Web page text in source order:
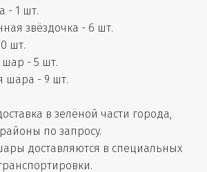
- 1 шт.
звёздочка - 6 шт.
шт.
- 5 шт.
шара - 9 шт.
в зелёной части города,
по запросу.
доставляются в специальных